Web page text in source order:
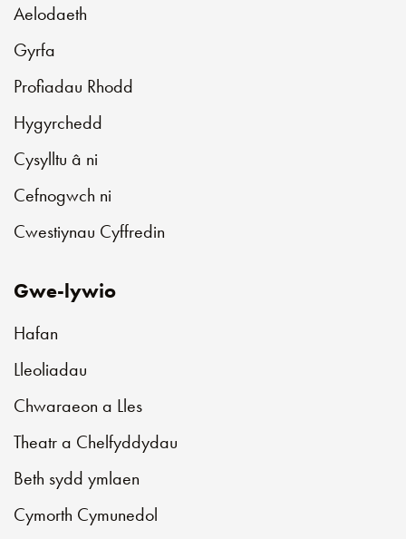
Aelodaeth
Gyrfa
Profiadau Rhodd
Hygyrchedd
Cysylltu â ni
Cefnogwch ni
Cwestiynau Cyffredin
Gwe-lywio
Hafan
Lleoliadau
Chwaraeon a Lles
Theatr a Chelfyddydau
Beth sydd ymlaen
Cymorth Cymunedol